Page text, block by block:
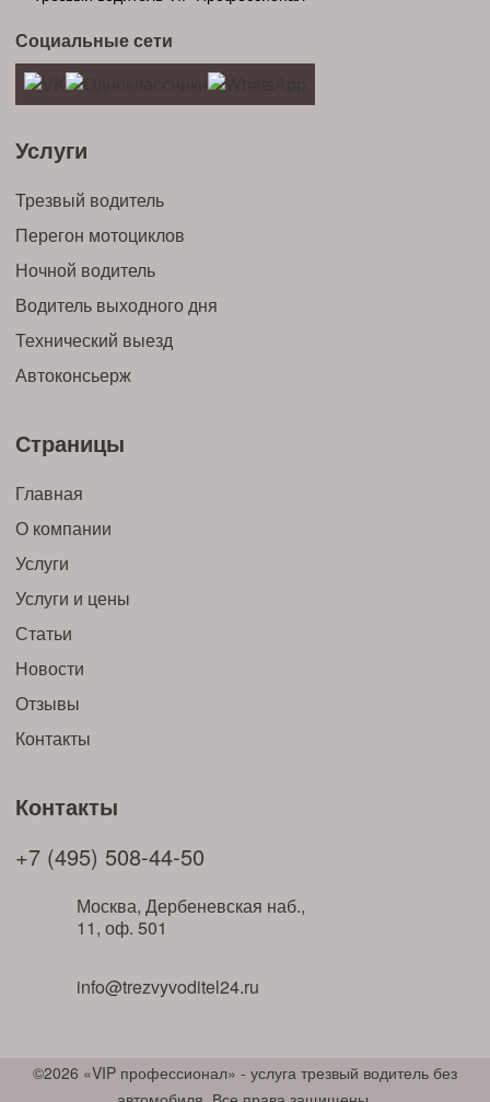
Социальные сети
Услуги
Трезвый водитель
Перегон мотоциклов
Ночной водитель
Водитель выходного дня
Технический выезд
Автоконсьерж
Страницы
Главная
О компании
Услуги
Услуги и цены
Статьи
Новости
Отзывы
Контакты
Контакты
+7 (495) 508-44-50
Москва, Дербеневская наб.,
11, оф. 501
info@trezvyvoditel24.ru
©2026 «VIP профессионал» - услуга трезвый водитель без